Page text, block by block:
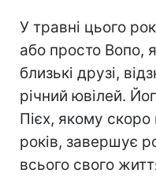
У травні цього
або просто Вопо,
близькі друзі,
річний ювілей.
Пієх, якому
років, завершує
всього свого